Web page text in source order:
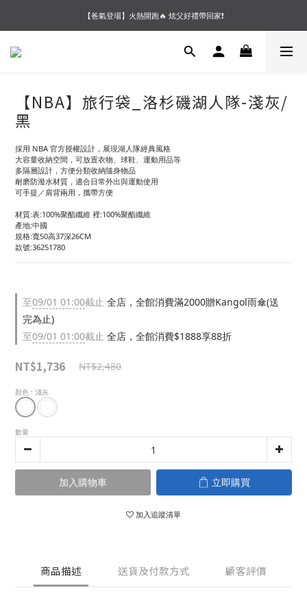
【夏末OUTLET】專區全面5折起❗超值入手就趁現在🔥
【爸氣登場】火熱開跑🔥 炫父好禮帶回家❗
【會員好禮】加入會員送$200購物金❗多重好禮等你加入領取 ❗
【NBA】旅行袋_洛杉磯湖人隊-淺灰/
黑
採用 NBA 官方授權設計，展現湖人隊經典風格
大容量收納空間，可放置衣物、球鞋、運動用品等
多隔層設計，方便分類收納隨身物品
耐磨防潑水材質，適合日常外出與運動使用
可手提／肩背兩用，攜帶方便
材質:表:100%聚酯纖維 裡:100%聚酯纖維
產地:中國
規格:寬50高37深26CM
款號:36251780
至09/01 01:00截止 全店，全館消費滿2000贈Kangol雨傘(送
完為止)
至09/01 01:00截止 全店，全館消費$1888享88折
NT$1,736 NT$2,480
顏色 : 淺灰
數量
加入購物車 立即購買
加入追蹤清單
商品描述 送貨及付款方式 顧客評價